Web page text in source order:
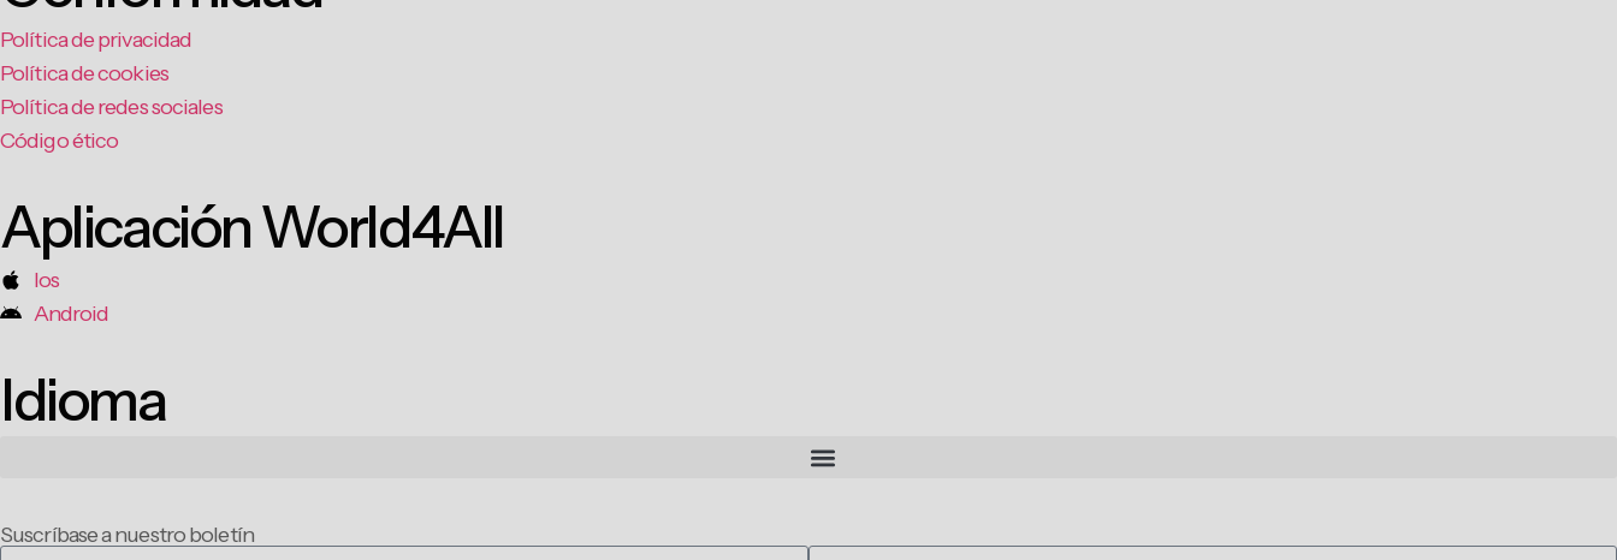
Política de privacidad
Política de cookies
Política de redes sociales
Código ético
Aplicación World4All
Ios
Android
Idioma
Suscríbase a nuestro boletín